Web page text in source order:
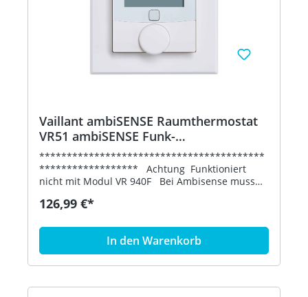
Vaillant ambiSENSE Raumthermostat
VR51 ambiSENSE Funk-
Raumthermostat 0020242488
*****************************************
****************** Achtung Funktioniert
nicht mit Modul VR 940F Bei Ambisense muss
*****************************************
Raumthermostat VR 51 Jeder Raum kann optional
mit einem Raumthermostat erweitert werden.
Das Raumthermostat übernimmt die
Temperaturmessung und misst zusätzlich die
126,99 €*
In den Warenkorb